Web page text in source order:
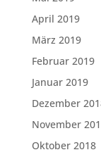
April 2019
März 2019
Februar 2019
Januar 2019
Dezember
November
Oktober 2018